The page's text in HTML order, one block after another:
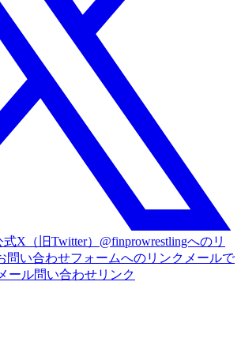
式X（旧Twitter）@finprowrestlingへのリ
問い合わせフォームへのリンク メールで
ール問い合わせリンク